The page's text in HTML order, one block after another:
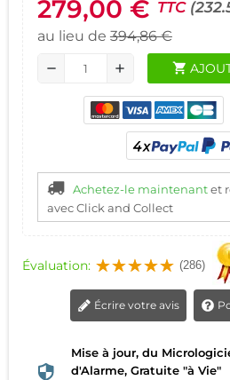
279,00 € TTC
au lieu de 394,86 €
remove add shopping_cart
Achetez-le maintenantet
avec Click and Collect
Évaluation: (286)
Écrire votre avis
Mise à jour, du
d'Alarme, Gratuite "à Vie"